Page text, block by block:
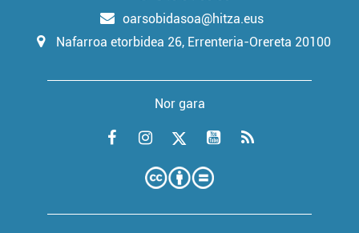
oarsobidasoa@hitza.eus
Nafarroa etorbidea 26, Errenteria-Orereta 20100
Nor gara